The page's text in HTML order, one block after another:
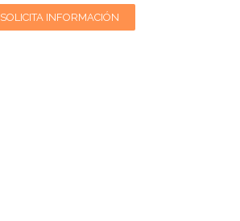
SOLICITA INFORMACIÓN